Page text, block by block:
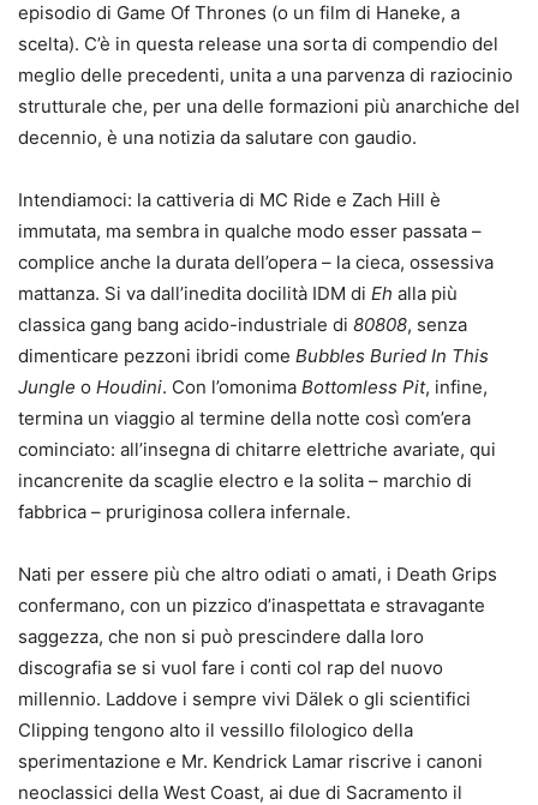
episodio di Game Of Thrones (o un film di Haneke, a
scelta). C’è in questa release una sorta di compendio del
meglio delle precedenti, unita a una parvenza di raziocinio
strutturale che, per una delle formazioni più anarchiche del
decennio, è una notizia da salutare con gaudio.
Intendiamoci: la cattiveria di MC Ride e Zach Hill è
immutata, ma sembra in qualche modo esser passata –
complice anche la durata dell’opera – la cieca, ossessiva
mattanza. Si va dall’inedita docilità IDM di Eh alla più
classica gang bang acido-industriale di 80808, senza
dimenticare pezzoni ibridi come Bubbles Buried In This
Jungle o Houdini. Con l’omonima Bottomless Pit, infine,
termina un viaggio al termine della notte così com’era
cominciato: all’insegna di chitarre elettriche avariate, qui
incancrenite da scaglie electro e la solita – marchio di
fabbrica – pruriginosa collera infernale.
Nati per essere più che altro odiati o amati, i Death Grips
confermano, con un pizzico d’inaspettata e stravagante
saggezza, che non si può prescindere dalla loro
discografia se si vuol fare i conti col rap del nuovo
millennio. Laddove i sempre vivi Dälek o gli scientifici
Clipping tengono alto il vessillo filologico della
sperimentazione e Mr. Kendrick Lamar riscrive i canoni
neoclassici della West Coast, ai due di Sacramento il